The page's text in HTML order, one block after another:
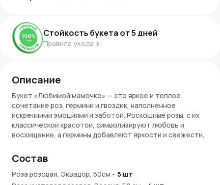
Стойкость букета от5 дней
Правила ухода
Описание
Букет «Любимой мамочке» — это яркое и теплое
сочетание роз, гермини и гвоздик, наполненное
искренними эмоциями и заботой. Роскошные розы, с их
классической красотой, символизируют любовь и
восхищение, а гермины добавляют яркости и свежести,
Гвоздики, с их насыщенным оттенком и крепкими
стеблями, придают композиции гармонию и стойкость.
Этот букет создан для того, чтобы выразить вашу
Состав
Роза розовая, Эквадор, 50см - 5 шт